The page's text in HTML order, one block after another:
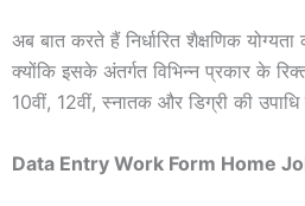
अब बात करते हैं निर्धारित शैक्षणिक
क्योंकि इसके अंतर्गत विभिन्न प्रकार के
10वीं, 12वीं, स्नातक और डिग्री की
Data Entry Work Form Home